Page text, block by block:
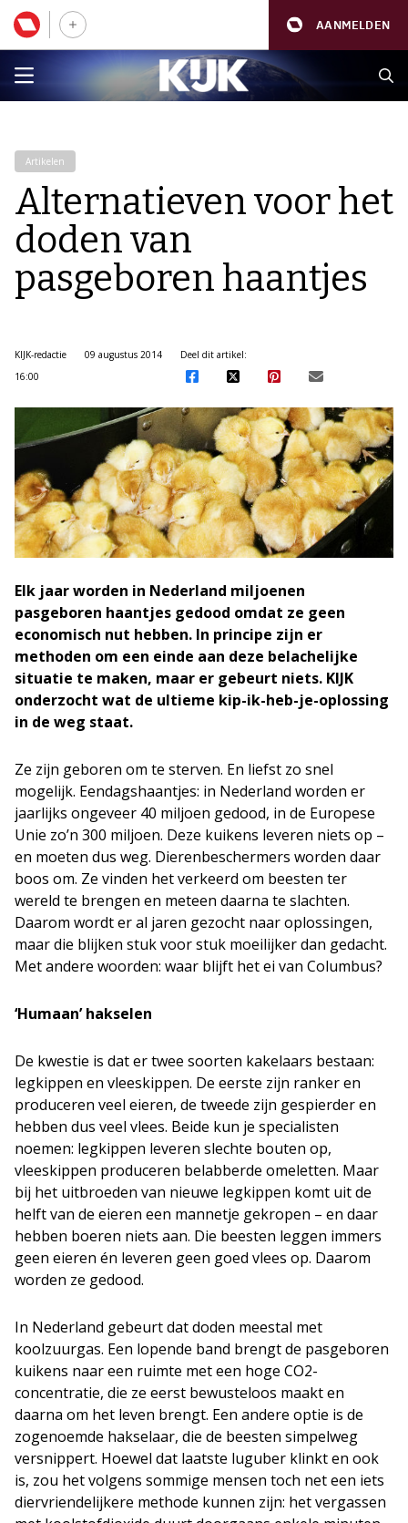
AANMELDEN
Artikelen
Alternatieven voor het
doden van
pasgeboren haantjes
KIJK-redactie
09 augustus 2014
16:00
Deel dit artikel:
Elk jaar worden in Nederland miljoenen
pasgeboren haantjes gedood omdat ze geen
economisch nut hebben. In principe zijn er
methoden om een einde aan deze belachelijke
situatie te maken, maar er gebeurt niets. KIJK
onderzocht wat de ultieme kip-ik-heb-je-oplossing
in de weg staat.
Ze zijn geboren om te sterven. En liefst zo snel
mogelijk. Eendagshaantjes: in Nederland worden er
jaarlijks ongeveer 40 miljoen gedood, in de Europese
Unie zo’n 300 miljoen. Deze kuikens leveren niets op –
en moeten dus weg. Dierenbeschermers worden daar
boos om. Ze vinden het verkeerd om beesten ter
wereld te brengen en meteen daarna te slachten.
Daarom wordt er al jaren gezocht naar oplossingen,
maar die blijken stuk voor stuk moeilijker dan gedacht.
Met andere woorden: waar blijft het ei van Columbus?
‘Humaan’ hakselen
De kwestie is dat er twee soorten kakelaars bestaan:
legkippen en vleeskippen. De eerste zijn ranker en
produceren veel eieren, de tweede zijn gespierder en
hebben dus veel vlees. Beide kun je specialisten
noemen: legkippen leveren slechte bouten op,
vleeskippen produceren belabberde omeletten. Maar
bij het uitbroeden van nieuwe legkippen komt uit de
helft van de eieren een mannetje gekropen – en daar
hebben boeren niets aan. Die beesten leggen immers
geen eieren én leveren geen goed vlees op. Daarom
worden ze gedood.
In Nederland gebeurt dat doden meestal met
koolzuurgas. Een lopende band brengt de pasgeboren
kuikens naar een ruimte met een hoge CO2-
concentratie, die ze eerst bewusteloos maakt en
daarna om het leven brengt. Een andere optie is de
zogenoemde hakselaar, die de beesten simpelweg
versnippert. Hoewel dat laatste luguber klinkt en ook
is, zou het volgens sommige mensen toch net een iets
diervriendelijkere methode kunnen zijn: het vergassen